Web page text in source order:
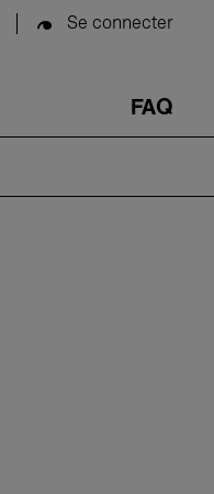
Se connecter
FAQ